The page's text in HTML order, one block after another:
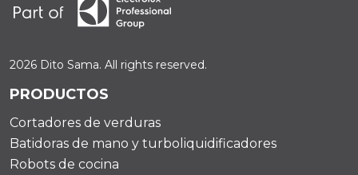
2026 Dito Sama. All rights reserved.
PRODUCTOS
Cortadores de verduras
Batidoras de mano y turboliquidificadores
Robots de cocina